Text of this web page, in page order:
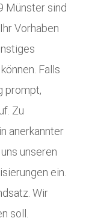
Münster sind
Vorhaben
Falls
prompt,
Zu
anerkannter
unseren
ein.
Wir
soll.